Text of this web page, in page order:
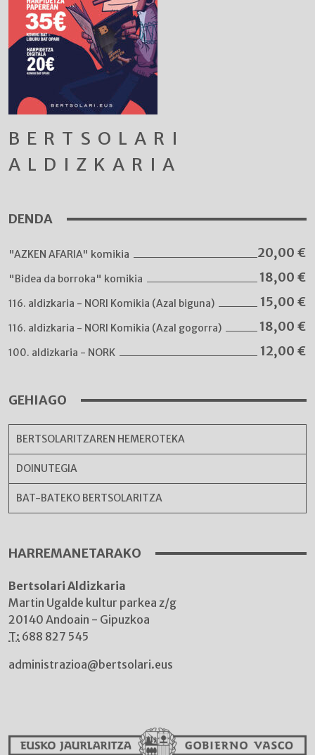
BERTSOLARI
ALDIZKARIA
DENDA
"AZKEN AFARIA" komikia 20,00 €
"Bidea da borroka" komikia 18,00 €
116. aldizkaria - NORI Komikia (Azal biguna) 15,00 €
116. aldizkaria - NORI Komikia (Azal gogorra) 18,00 €
100. aldizkaria - NORK 12,00 €
GEHIAGO
BERTSOLARITZAREN HEMEROTEKA
DOINUTEGIA
BAT-BATEKO BERTSOLARITZA
HARREMANETARAKO
Bertsolari Aldizkaria
Martin Ugalde kultur parkea z/g
20140 Andoain - Gipuzkoa
T: 688 827 545
administrazioa@bertsolari.eus